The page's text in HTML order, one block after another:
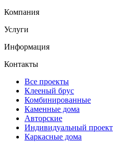
Компания
Услуги
Информация
Контакты
Все проекты
Клееный брус
Комбинированные
Каменные дома
Авторские
Индивидуальный проект
Каркасные дома